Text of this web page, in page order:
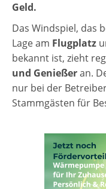
Geld.
Das Windspiel, das
Lage am Flugplatz
bekannt ist, zieht
und Genießeran.
nur bei der
Stammgästen für